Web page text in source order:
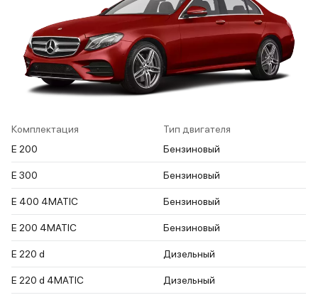
Комплектация
Тип двигателя
E 200
Бензиновый
E 300 Бензиновый
E 400 4MATIC Бензиновый
E 200 4MATIC Бензиновый
E 220 d Дизельный
E 220 d 4MATIC Дизельный